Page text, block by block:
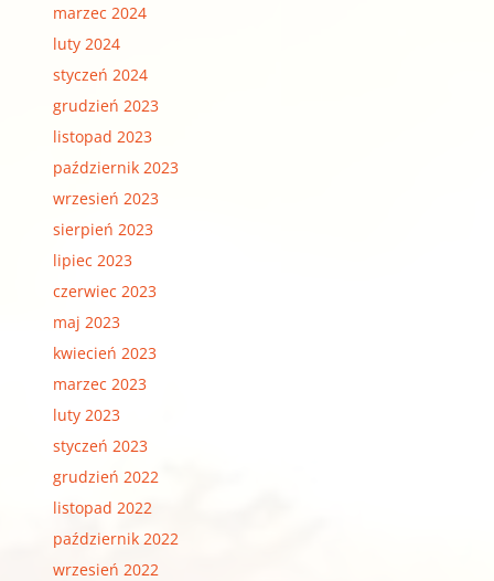
marzec 2024
luty 2024
styczeń 2024
grudzień 2023
listopad 2023
październik 2023
wrzesień 2023
sierpień 2023
lipiec 2023
czerwiec 2023
maj 2023
kwiecień 2023
marzec 2023
luty 2023
styczeń 2023
grudzień 2022
listopad 2022
październik 2022
wrzesień 2022